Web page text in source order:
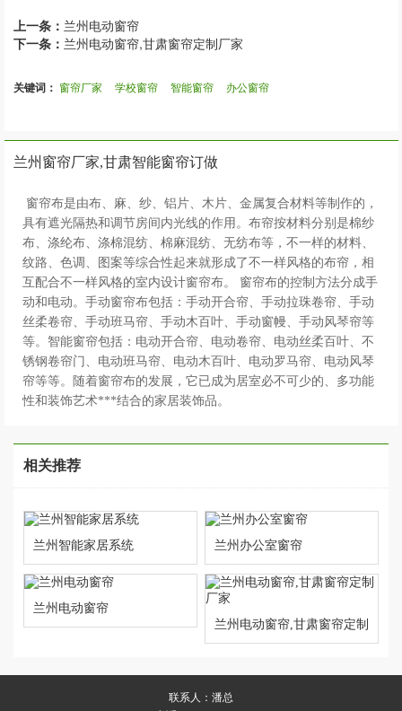
上一条： 兰州电动窗帘
下一条： 兰州电动窗帘,甘肃窗帘定制厂家
关键词： 窗帘厂家 学校窗帘 智能窗帘 办公窗帘
兰州窗帘厂家,甘肃智能窗帘订做
窗帘布是由布、麻、纱、铝片、木片、金属复合材料等制作的，
具有遮光隔热和调节房间内光线的作用。布帘按材料分别是棉纱
布、涤纶布、涤棉混纺、棉麻混纺、无纺布等，不一样的材料、
纹路、色调、图案等综合性起来就形成了不一样风格的布帘，相
互配合不一样风格的室内设计窗帘布。 窗帘布的控制方法分成手
动和电动。手动窗帘布包括：手动开合帘、手动拉珠卷帘、手动
丝柔卷帘、手动班马帘、手动木百叶、手动窗幔、手动风琴帘等
等。智能窗帘包括：电动开合帘、电动卷帘、电动丝柔百叶、不
锈钢卷帘门、电动班马帘、电动木百叶、电动罗马帘、电动风琴
帘等等。随着窗帘布的发展，它已成为居室必不可少的、多功能
性和装饰艺术***结合的家居装饰品。
相关推荐
兰州智能家居系统 兰州办公室窗帘
兰州电动窗帘
兰州电动窗帘,甘肃窗帘定制
联系人：潘总